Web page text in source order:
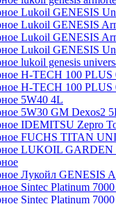
Lukoil GENESIS
Lukoil GENESIS
Lukoil GENESIS
Lukoil GENESIS
lukoil genesis
H-TECH 100 PLUS
H-TECH 100 PLUS
5W40 4L
5W30 GM Dexos2
IDEMITSU Zepro
FUCHS TITAN
LUKOIL GARDEN
Лукойл GENESIS
Sintec Platinum
Sintec Platinum